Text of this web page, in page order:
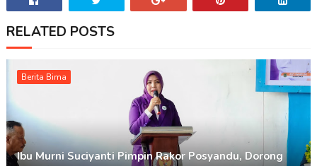
RELATED POSTS
Berita Bima
Ibu Murni Suciyanti Pimpin Rakor Posyandu, Dorong